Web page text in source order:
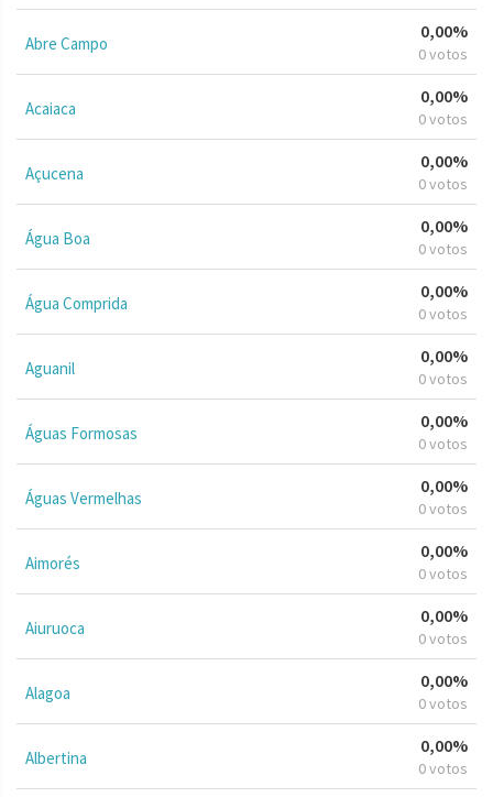
Abre Campo
0,00%
0 votos
Acaiaca
0,00%
0 votos
Açucena
0,00%
0 votos
Água Boa
0,00%
0 votos
Água Comprida
0,00%
0 votos
Aguanil
0,00%
0 votos
Águas Formosas
0,00%
0 votos
Águas Vermelhas
0,00%
0 votos
Aimorés
0,00%
0 votos
Aiuruoca
0,00%
0 votos
Alagoa
0,00%
0 votos
Albertina
0,00%
0 votos